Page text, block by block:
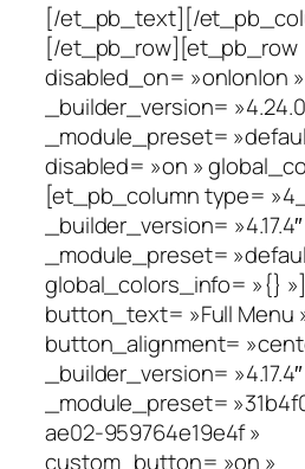
[/et_pb_text][/
[/et_pb_row][et_pb_row
disabled_on= »on|on|on »
_builder_version=
_module_preset=
disabled= »on »
[et_pb_column type=
_builder_version= »4.17.4″
_module_preset=
global_colors_info= »{}
button_text= »Full Menu
button_alignment=
_builder_version= »4.17.4″
_module_preset=
ae02-959764e19e4f »
custom_button= »on »